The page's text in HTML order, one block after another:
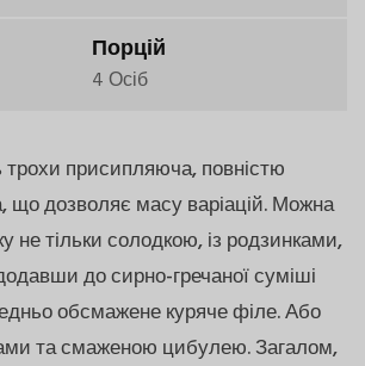
Порцій
4 Осіб
трохи присипляюча, повністю
дозволяє масу варіацій. Можна
не тільки солодкою, із родзинками,
до сирно-гречаної суміші
обсмажене куряче філе. Або
та смаженою цибулею. Загалом,